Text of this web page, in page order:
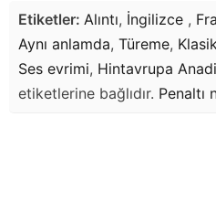
Etiketler: Alıntı, İngilizce ,
Aynı anlamda, Türeme,
Ses evrimi, Hintavrupa
etiketlerine bağlıdır. Penaltı